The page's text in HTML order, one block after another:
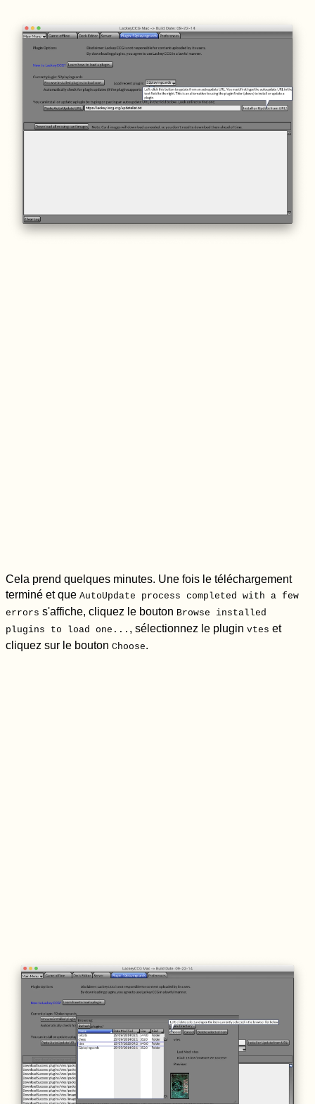
Cela prend quelques minutes. Une fois le téléchargement
terminé et que AutoUpdate process completed with a few
errors s'affiche, cliquez le bouton Browse installed
plugins to load one... , sélectionnez le plugin vtes et
cliquez sur le bouton Choose.